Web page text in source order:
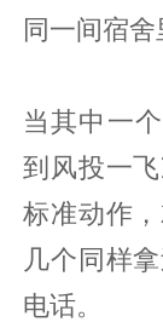
同一间宿舍
当其中一个
到风投一
标准动作
几个同样
电话。